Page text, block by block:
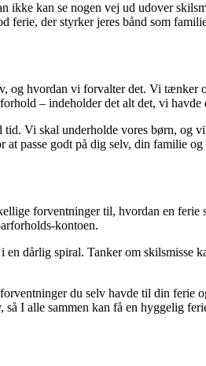
kan se nogen vej ud udover
ferie, der styrker jeres bånd som
og hvordan vi forvalter det. Vi tænker
– indeholder det alt det, vi havde
Vi skal underholde vores børn, og vi
passe godt på dig selv, din familie
forventninger til, hvordan en ferie
kontoen.
dårlig spiral. Tanker om skilsmisse
du selv havde til din ferie
I alle sammen kan få en hyggelig